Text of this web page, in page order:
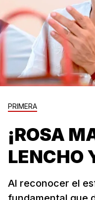
PRIMERA
¡ROSA
LENCHO
Al reconocer el